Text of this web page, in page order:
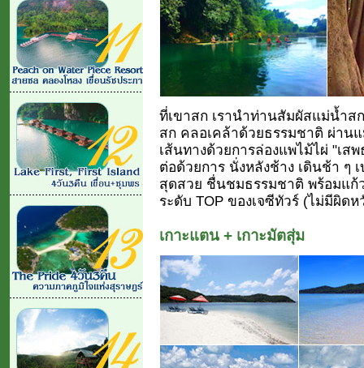
ที่เขาสก เรานำท่านสัมผัสแม่น้ำส
สก คลอเคล้าด้วยธรรมชาติ ผ่าน
เส้นทางด้วยการล่องแพไม้ไผ่ "เ
ต่อด้วยการ นั่งหลังช้าง เดินช้า ๆ
สุดสวย ชื่นชมธรรมชาติ พร้อมแก้
ระดับ TOP ของเจซีทัวร์ (ไม่มีผิด
เกาะแตน + เกาะมัตสุ่ม